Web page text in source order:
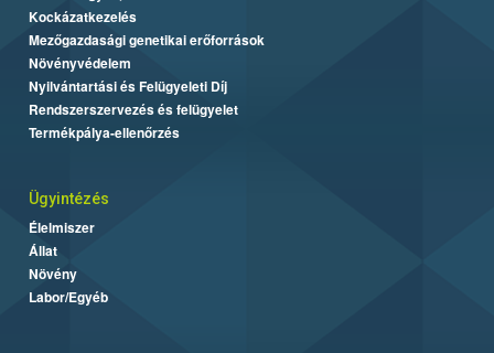
Kockázatkezelés
Mezőgazdasági genetikai erőforrások
Növényvédelem
Nyilvántartási és Felügyeleti Díj
Rendszerszervezés és felügyelet
Termékpálya-ellenőrzés
Ügyintézés
Élelmiszer
Állat
Növény
Labor/Egyéb